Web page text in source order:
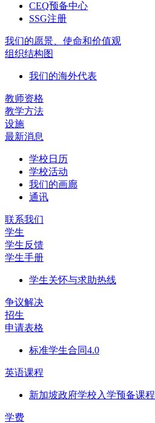
CEQ预备中心
SSG注册
我们的愿景、使命和价值观
组织结构图
我们的海外代表
教师资格
教学方法
设施
最新消息
学校日历
学校活动
我们的画廊
通讯
联系我们
学生
学生反馈
学生手册
学生关怀与求助热线
争议解决
招生
申请表格
标准学生合同4.0
英语课程
新加坡政府学校入学预备课程
学费